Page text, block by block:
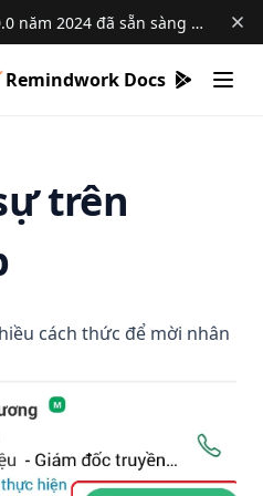
🎉 Phiên bản nâng cấp v3.0.0 năm 2024 đã sẵn sàng →
Remindwork Docs
trên
cách thức để mời nhân